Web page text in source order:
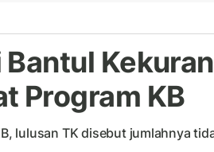
Bantul
Program KB
lulusan TK disebut jumlahnya